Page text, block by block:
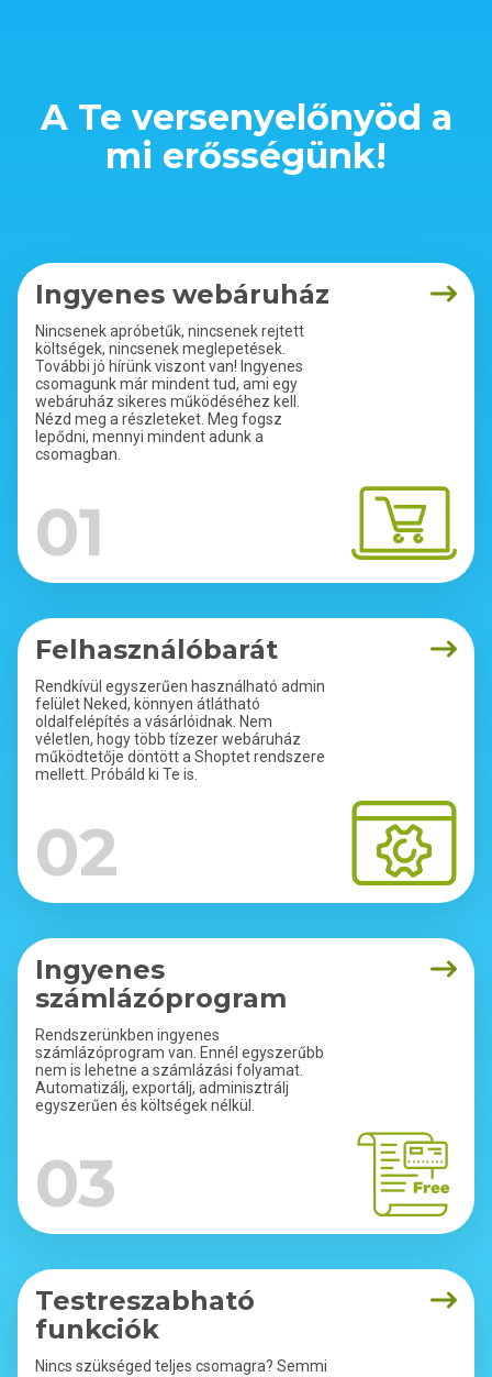
A Te versenyelőnyöd a
mi erősségünk!
Ingyenes webáruház
Nincsenek apróbetűk, nincsenek rejtett
költségek, nincsenek meglepetések.
További jó hírünk viszont van! Ingyenes
csomagunk már mindent tud, ami egy
webáruház sikeres működéséhez kell.
Nézd meg a részleteket. Meg fogsz
lepődni, mennyi mindent adunk a
csomagban.
01
Felhasználóbarát
Rendkívül egyszerűen használható admin
felület Neked, könnyen átlátható
oldalfelépítés a vásárlóidnak. Nem
véletlen, hogy több tízezer webáruház
működtetője döntött a Shoptet rendszere
mellett. Próbáld ki Te is.
02
Ingyenes
számlázóprogram
Rendszerünkben ingyenes
számlázóprogram van. Ennél egyszerűbb
nem is lehetne a számlázási folyamat.
Automatizálj, exportálj, adminisztrálj
egyszerűen és költségek nélkül.
03
Testreszabható
funkciók
Nincs szükséged teljes csomagra? Semmi